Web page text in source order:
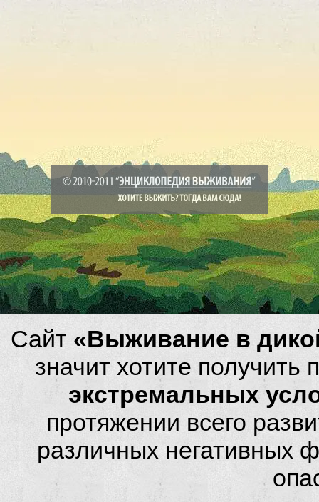
Сайт «Выживание в
значит хотите
экстремальных
протяжении всего
различных негативных